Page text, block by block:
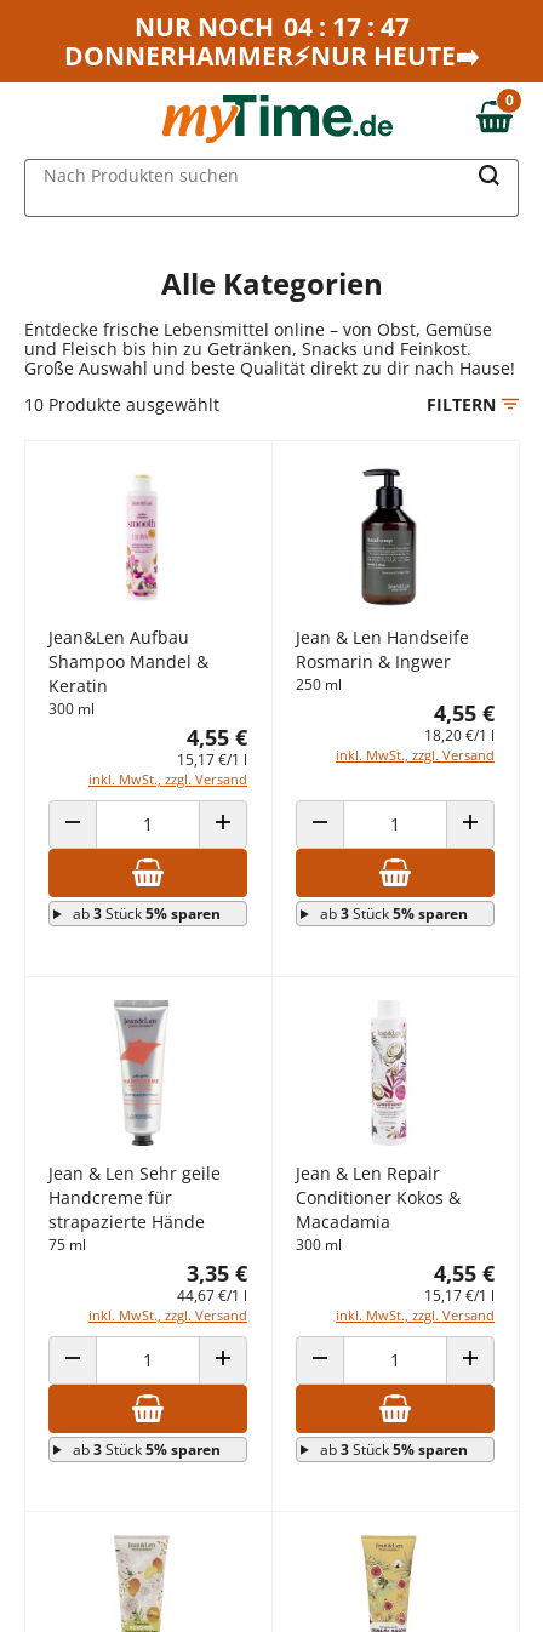
Zum Hauptinhalt springen
Zur Navigation springen
NUR NOCH 04 : 17 : 47
DONNERHAMMER⚡NUR HEUTE➡️
0,00 €
0
Nach Produkten suchen
Alle Kategorien
Entdecke frische Lebensmittel online – von Obst, Gemüse
und Fleisch bis hin zu Getränken, Snacks und Feinkost.
Große Auswahl und beste Qualität direkt zu dir nach Hause!
10 Produkte ausgewählt FILTERN
Jean&Len Aufbau
Shampoo Mandel &
Keratin
300 ml
4,55 €
15,17 €/1 l
inkl. MwSt., zzgl. Versand
ANZAHL VERRINGERN ANZAHL ERHÖHEN
ab3Stück5% sparen
Jean & Len Handseife
Rosmarin & Ingwer
250 ml
4,55 €
18,20 €/1 l
inkl. MwSt., zzgl. Versand
ANZAHL VERRINGERN ANZAHL
ab3Stück5% sparen
Jean & Len Sehr geile
Handcreme für
strapazierte Hände
75 ml
3,35 €
44,67 €/1 l
inkl. MwSt., zzgl. Versand
ANZAHL VERRINGERN ANZAHL ERHÖHEN
ab3Stück5% sparen
Jean & Len Repair
Conditioner Kokos &
Macadamia
300 ml
4,55 €
15,17 €/1 l
inkl. MwSt., zzgl. Versand
ANZAHL VERRINGERN ANZAHL
ab3Stück5% sparen